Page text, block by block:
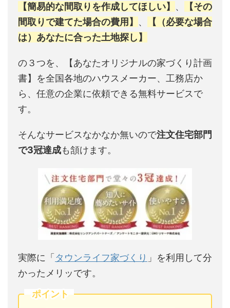
【簡易的な間取りを作成してほしい】 、
【その
間取りで建てた場合の費用】 、
【（必要な場合
は）あなたに合った土地探し】
の３つを、【あなたオリジナルの家づくり計画
書】を全国各地のハウスメーカー、工務店か
ら、任意の企業に依頼できる無料サービスで
す。
そんなサービスなかなか無いので注文住宅部門
で3冠達成も頷けます。
実際に「タウンライフ家づくり 」を利用して分
かったメリッです。
ポイント